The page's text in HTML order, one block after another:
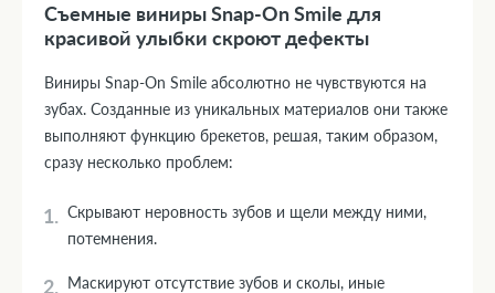
Съемные виниры Snap-On Smile для
красивой улыбки скроют дефекты
Виниры Snap-On Smile абсолютно не чувствуются на
зубах. Созданные из уникальных материалов они также
выполняют функцию брекетов, решая, таким образом,
сразу несколько проблем:
Скрывают неровность зубов и щели между ними,
потемнения.
Маскируют отсутствие зубов и сколы, иные